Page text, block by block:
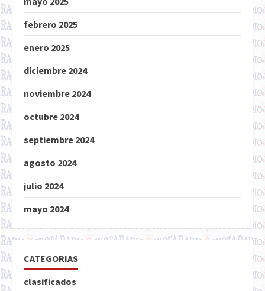
febrero 2025
enero 2025
diciembre 2024
noviembre 2024
octubre 2024
septiembre 2024
agosto 2024
julio 2024
mayo 2024
CATEGORIAS
clasificados